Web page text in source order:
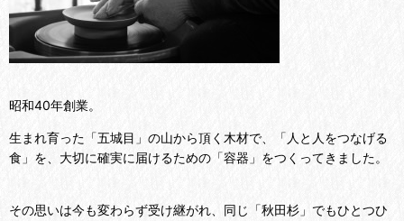
昭和40年創業。
生まれ育った「五城目」の山から頂く木材で、「人と人をつなげる
食」を、大切に確実に届けるための「容器」をつくってきました。
その思いは今も変わらず受け継がれ、同じ「秋田杉」でもひとつひ